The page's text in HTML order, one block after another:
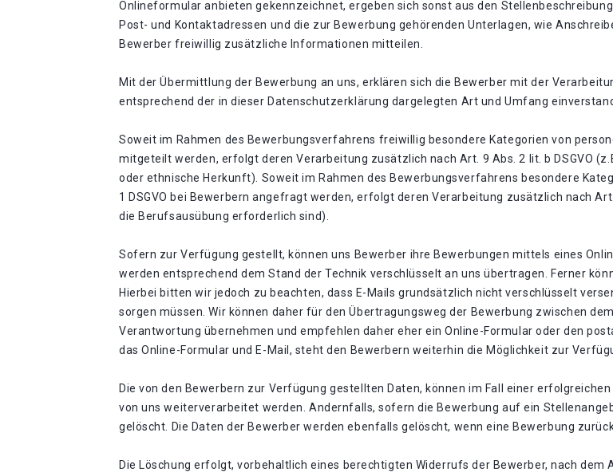
Onlineformular anbieten gekennzeichnet, ergeben sich sonst aus den
Post- und Kontaktadressen und die zur Bewerbung gehörenden Unterlagen, wie
Bewerber freiwillig zusätzliche Informationen mitteilen.
Mit der Übermittlung der Bewerbung an uns, erklären sich die Bewerber mit der
entsprechend der in dieser Datenschutzerklärung dargelegten Art und Umfang
Soweit im Rahmen des Bewerbungsverfahrens freiwillig besondere Kategorien von
mitgeteilt werden, erfolgt deren Verarbeitung zusätzlich nach Art. 9 Abs. 2 lit. b DSGVO
oder ethnische Herkunft). Soweit im Rahmen des Bewerbungsverfahrens besondere
1 DSGVO bei Bewerbern angefragt werden, erfolgt deren Verarbeitung zusätzlich nach
die Berufsausübung erforderlich sind).
Sofern zur Verfügung gestellt, können uns Bewerber ihre Bewerbungen mittels eines
werden entsprechend dem Stand der Technik verschlüsselt an uns übertragen. Ferner
Hierbei bitten wir jedoch zu beachten, dass E-Mails grundsätzlich nicht verschlüsselt
sorgen müssen. Wir können daher für den Übertragungsweg der Bewerbung zwischen
Verantwortung übernehmen und empfehlen daher eher ein Online-Formular oder den
das Online-Formular und E-Mail, steht den Bewerbern weiterhin die Möglichkeit zur
Die von den Bewerbern zur Verfügung gestellten Daten, können im Fall einer
von uns weiterverarbeitet werden. Andernfalls, sofern die Bewerbung auf ein
gelöscht. Die Daten der Bewerber werden ebenfalls gelöscht, wenn eine Bewerbung
Die Löschung erfolgt, vorbehaltlich eines berechtigten Widerrufs der Bewerber, nach